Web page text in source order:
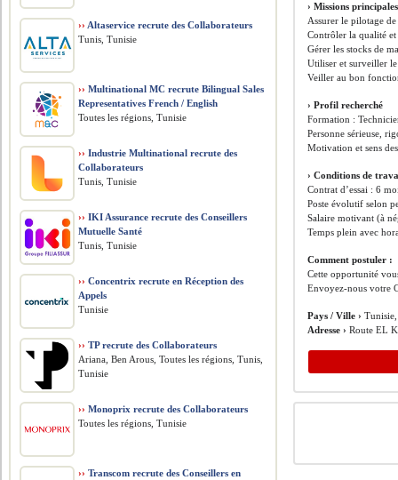
› Missions principales
Assurer le pilotage
Contrôler la qualité
Gérer les stocks de
Utiliser et surveiller
Veiller au bon
› Profil recherché
Formation :
Personne sérieuse,
Motivation et sens
›️ Conditions de
Contrat d’essai : 6
Poste évolutif selon
Salaire motivant (à
Temps plein avec
Comment postuler :
Cette opportunité
Envoyez-nous votre
Pays / Ville ›
Adresse › Route EL
›› Altaservice recrute des Collaborateurs
Tunis, Tunisie
›› Multinational MC recrute Bilingual Sales
Representatives French / English
Toutes les régions, Tunisie
›› Industrie Multinational recrute des
Collaborateurs
Tunis, Tunisie
›› IKI Assurance recrute des Conseillers
Mutuelle Santé
Tunis, Tunisie
›› Concentrix recrute en Réception des
Appels
Tunisie
›› TP recrute des Collaborateurs
Ariana, Ben Arous, Toutes les régions, Tunis,
Tunisie
›› Monoprix recrute des Collaborateurs
Toutes les régions, Tunisie
›› Transcom recrute des Conseillers en